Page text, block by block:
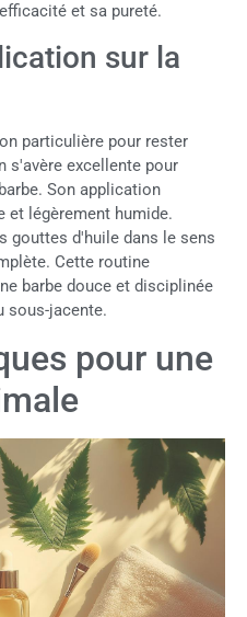
et sa pureté.
sur la
particulière pour rester
s'avère excellente pour
Son application
et légèrement humide.
gouttes d'huile dans le sens
Cette routine
barbe douce et disciplinée
sous-jacente.
pour une